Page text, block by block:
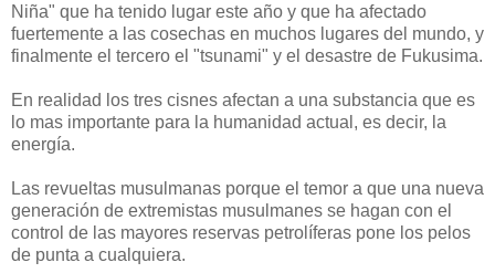
Niña" que ha tenido lugar este año y que ha afectado
fuertemente a las cosechas en muchos lugares del mundo, y
finalmente el tercero el "tsunami" y el desastre de Fukusima.
En realidad los tres cisnes afectan a una substancia que es
lo mas importante para la humanidad actual, es decir, la
energía.
Las revueltas musulmanas porque el temor a que una nueva
generación de extremistas musulmanes se hagan con el
control de las mayores reservas petrolíferas pone los pelos
de punta a cualquiera.